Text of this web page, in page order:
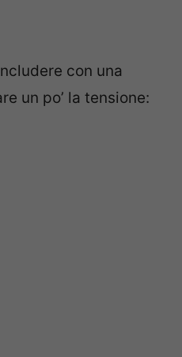
con una
un po’ la tensione: